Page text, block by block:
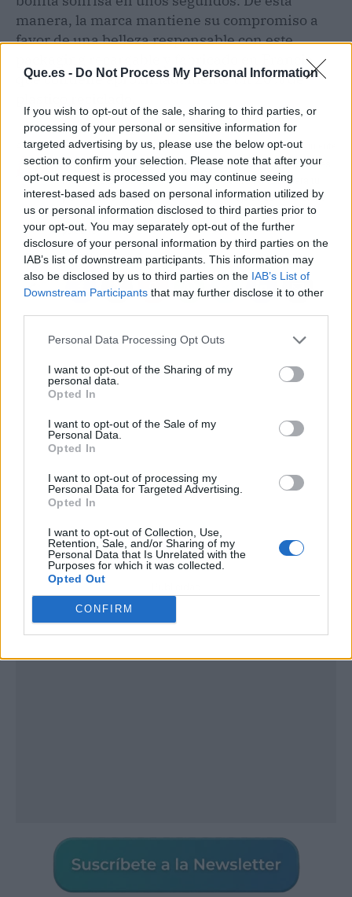
Que.es - Do Not Process My Personal Information
If you wish to opt-out of the sale, sharing to third parties, or
processing of your personal or sensitive information for
targeted advertising by us, please use the below opt-out
section to confirm your selection. Please note that after your
opt-out request is processed you may continue seeing
interest-based ads based on personal information utilized by
us or personal information disclosed to third parties prior to
your opt-out. You may separately opt-out of the further
disclosure of your personal information by third parties on the
IAB’s list of downstream participants. This information may
also be disclosed by us to third parties on the IAB’s List of
Downstream Participants that may further disclose it to other
Personal Data Processing Opt Outs
I want to opt-out of the Sharing of my
personal data.
Opted In
I want to opt-out of the Sale of my
Personal Data.
Opted In
I want to opt-out of processing my
Personal Data for Targeted Advertising.
Opted In
I want to opt-out of Collection, Use,
Retention, Sale, and/or Sharing of my
Personal Data that Is Unrelated with the
Purposes for which it was collected.
Opted Out
CONFIRM
manera, la marca mantiene su compromiso a
favor de una belleza responsable con este
packaging recargable y fabricado en Francia
que contiene aproximadamente un 20% de
Artículo anterior
En 13 colores y por
menos de 25 euros: el
plumas ultraligero de
Amazon que no puedes
perderte
Artículo siguiente
Lidl: los imprescindibles
de tu vehículo para tu
viaje de Semana Santa